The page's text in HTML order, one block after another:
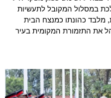
במסלול המקובל לתעשיות
מלבד כהונתו כמנצח הבית
את התזמורת המקומית בעיר